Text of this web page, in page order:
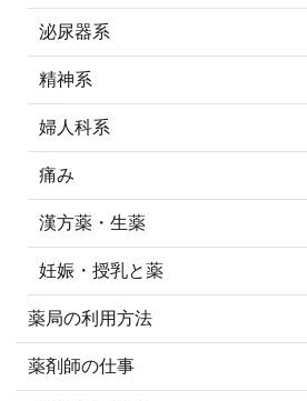
泌尿器系
精神系
婦人科系
痛み
漢方薬・生薬
妊娠・授乳と薬
薬局の利用方法
薬剤師の仕事